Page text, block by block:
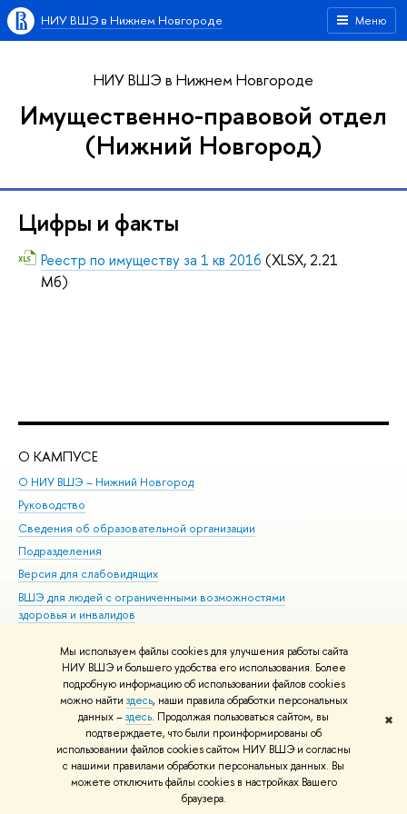
Мы используем файлы cookies для улучшения работы сайта
НИУ ВШЭ и большего удобства его использования. Более
подробную информацию об использовании файлов cookies
можно найти здесь, наши правила обработки персональных
данных –здесь. Продолжая пользоваться сайтом, вы
подтверждаете, что были проинформированы об
использовании файлов cookies сайтом НИУ ВШЭ и согласны
с нашими правилами обработки персональных данных. Вы
можете отключить файлы cookies в настройках Вашего
браузера.
✖
Меню
НИУ ВШЭ в Нижнем Новгороде
НИУ ВШЭ в Нижнем Новгороде
Имущественно-правовой отдел
(Нижний Новгород)
Цифры и факты
Реестр по имуществу за 1 кв 2016 (XLSX, 2.21
Мб)
О КАМПУСЕ
О НИУ ВШЭ – Нижний Новгород
Руководство
Сведения об образовательной организации
Подразделения
Версия для слабовидящих
ВШЭ для людей с ограниченными возможностями
здоровья и инвалидов
© НИУ ВШЭ 1993–2026 Адреса и контакты Условия использования
материалов Политика конфиденциальности Карта сайта
Шрифты HSE Sans и HSE Slab разработаны вШколе дизайна НИУ ВШЭ